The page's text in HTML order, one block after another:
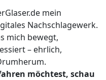
mein
Nachschlagewerk.
mich bewegt,
– ehrlich,
möchtest, schau